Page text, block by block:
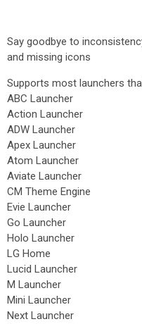
Say goodbye to
and missing icons
Supports most launchers
ABC Launcher
Action Launcher
ADW Launcher
Apex Launcher
Atom Launcher
Aviate Launcher
CM Theme Engine
Evie Launcher
Go Launcher
Holo Launcher
LG Home
Lucid Launcher
M Launcher
Mini Launcher
Next Launcher